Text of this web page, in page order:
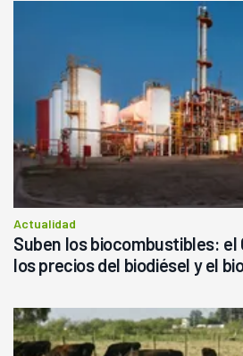
Actualidad
Suben los biocombustibles:
los precios del biodiésel y el